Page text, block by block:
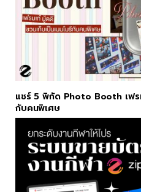
แชร์ 5 พิกัด Photo Booth เฟร
กับคนพิเศษ